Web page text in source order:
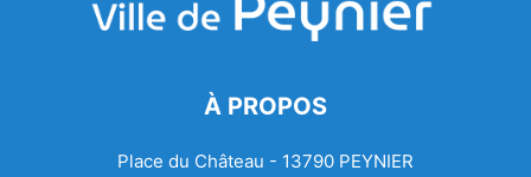
À PROPOS
Place du Château - 13790 PEYNIER